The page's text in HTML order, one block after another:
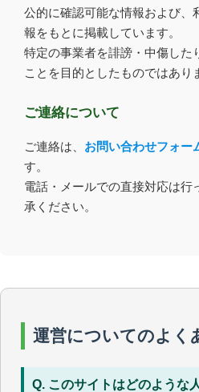
公的に確認可能な情報および、
報をもとに掲載しています。
特定の事業者を誹謗・中傷した
ことを目的としたものではあり
ご連絡について
ご連絡は、 お問い合わせフォー
す。
電話・メールでの直接対応は行
承ください。
運営についてのよく
Q. このサイトはどのような